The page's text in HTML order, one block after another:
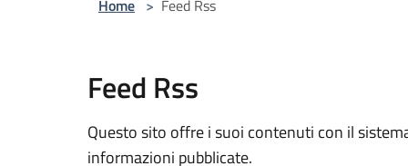
Home > Feed Rss
Feed Rss
Questo sito offre i suoi contenuti con il
informazioni pubblicate.